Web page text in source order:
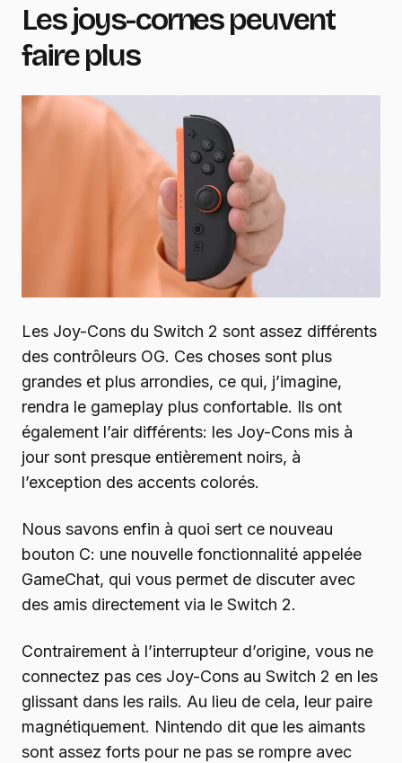
Les joys-cornes peuvent
faire plus
Les Joy-Cons du Switch 2 sont assez différents
des contrôleurs OG. Ces choses sont plus
grandes et plus arrondies, ce qui, j’imagine,
rendra le gameplay plus confortable. Ils ont
également l’air différents: les Joy-Cons mis à
jour sont presque entièrement noirs, à
l’exception des accents colorés.
Nous savons enfin à quoi sert ce nouveau
bouton C: une nouvelle fonctionnalité appelée
GameChat, qui vous permet de discuter avec
des amis directement via le Switch 2.
Contrairement à l’interrupteur d’origine, vous ne
connectez pas ces Joy-Cons au Switch 2 en les
glissant dans les rails. Au lieu de cela, leur paire
magnétiquement. Nintendo dit que les aimants
sont assez forts pour ne pas se rompre avec